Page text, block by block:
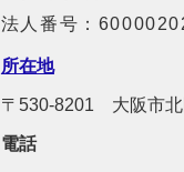
法人番号：
所在地
〒530-8201 大阪市北
電話